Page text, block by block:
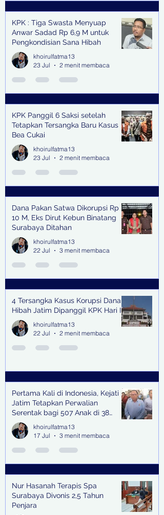
KPK : Tiga Swasta Menyuap
Anwar Sadad Rp 6,9 M untuk
Pengkondisian Sana Hibah
khoirulfatma13
23 Jul
2 menit membaca
KPK Panggil 6 Saksi setelah
Tetapkan Tersangka Baru Kasus
Bea Cukai
khoirulfatma13
23 Jul
2 menit membaca
Dana Pakan Satwa Dikorupsi Rp
10 M, Eks Dirut Kebun Binatang
Surabaya Ditahan
khoirulfatma13
22 Jul
3 menit membaca
4 Tersangka Kasus Korupsi Dana
Hibah Jatim Dipanggil KPK Hari Ini
khoirulfatma13
22 Jul
2 menit membaca
Pertama Kali di Indonesia, Kejati
Jatim Tetapkan Perwalian
Serentak bagi 507 Anak di 38
Kabupaten & Kota
khoirulfatma13
17 Jul
3 menit membaca
Nur Hasanah Terapis Spa
Surabaya Divonis 2,5 Tahun
Penjara